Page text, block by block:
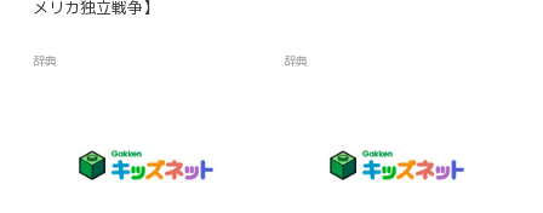
メリカ独立戦争】
辞典 辞典